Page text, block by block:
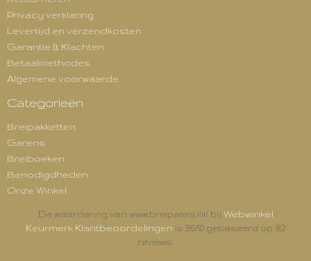
Privacy verklaring
Levertijd en verzendkosten
Garantie & Klachten
Betaalmethodes
Algemene voorwaarde
Categorieën
Breipakketten
Garens
Breiboeken
Benodigdheden
Onze Winkel
De waardering van www.breipaleis.nl/ bij Webwinkel
Keurmerk Klantbeoordelingen is 9.6/10 gebaseerd op 312
reviews.